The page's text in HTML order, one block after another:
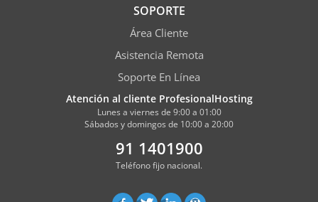
SOPORTE
Área Cliente
Asistencia Remota
Soporte En Línea
Atención al cliente ProfesionalHosting
Lunes a viernes de 9:00 a 01:00
Sábados y domingos de 10:00 a 20:00
91 1401900
Teléfono fijo nacional.